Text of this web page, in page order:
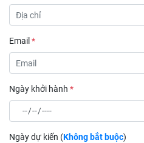
Email *
Ngày khởi hành *
Ngày dự kiến (Không bắt buộc)